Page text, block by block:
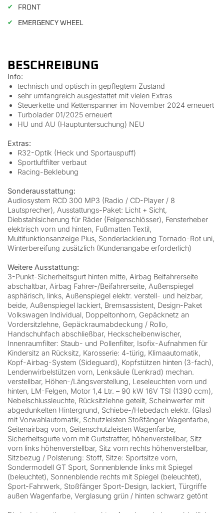
✔ FRONT
✔ EMERGENCY WHEEL
BESCHREIBUNG
Info:
technisch und optisch in gepflegtem Zustand
sehr umfangreich ausgestattet mit vielen Extras
Steuerkette und Kettenspanner im November 2024 erneuert
Turbolader 01/2025 erneuert
HU und AU (Hauptuntersuchung) NEU
Extras:
R32-Optik (Heck und Sportauspuff)
Sportluftfilter verbaut
Racing-Beklebung
Sonderausstattung:
Audiosystem RCD 300 MP3 (Radio / CD-Player / 8
Lautsprecher), Ausstattungs-Paket: Licht + Sicht,
Diebstahlsicherung für Räder (Felgenschlösser), Fensterheber
elektrisch vorn und hinten, Fußmatten Textil,
Multifunktionsanzeige Plus, Sonderlackierung Tornado-Rot uni,
Winterbereifung zusätzlich (Kundenangabe erforderlich)
Weitere Ausstattung:
3-Punkt-Sicherheitsgurt hinten mitte, Airbag Beifahrerseite
abschaltbar, Airbag Fahrer-/Beifahrerseite, Außenspiegel
asphärisch, links, Außenspiegel elektr. verstell- und heizbar,
beide, Außenspiegel lackiert, Bremsassistent, Design-Paket
Volkswagen Individual, Doppeltonhorn, Gepäcknetz an
Vordersitzlehne, Gepäckraumabdeckung / Rollo,
Handschuhfach abschließbar, Heckscheibenwischer,
Innenraumfilter: Staub- und Pollenfilter, Isofix-Aufnahmen für
Kindersitz an Rücksitz, Karosserie: 4-türig, Klimaautomatik,
Kopf-Airbag-System (Sideguard), Kopfstützen hinten (3-fach),
Lendenwirbelstützen vorn, Lenksäule (Lenkrad) mechan.
verstellbar, Höhen-/Längsverstellung, Leseleuchten vorn und
hinten, LM-Felgen, Motor 1,4 Ltr. – 90 kW 16V TSI (1390 ccm),
Nebelschlussleuchte, Rücksitzlehne geteilt, Scheinwerfer mit
abgedunkelten Hintergrund, Schiebe-/Hebedach elektr. (Glas)
mit Vorwahlautomatik, Schutzleisten Stoßfänger Wagenfarbe,
Seitenairbag vorn, Seitenschutzleisten Wagenfarbe,
Sicherheitsgurte vorn mit Gurtstraffer, höhenverstellbar, Sitz
vorn links höhenverstellbar, Sitz vorn rechts höhenverstellbar,
Sitzbezug / Polsterung: Stoff, Sitze: Sportsitze vorn,
Sondermodell GT Sport, Sonnenblende links mit Spiegel
(beleuchtet), Sonnenblende rechts mit Spiegel (beleuchtet),
Sport-Fahrwerk, Stoßfänger Sport-Design, lackiert, Türgriffe
außen Wagenfarbe, Verglasung grün / hinten schwarz getönt